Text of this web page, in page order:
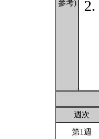
參考)
週次
第1週